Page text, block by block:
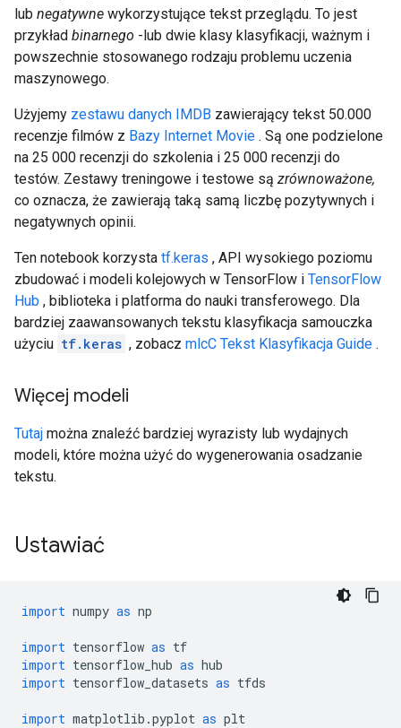
lub negatywne wykorzystujące tekst przeglądu. To jest
przykład binarnego -lub dwie klasy klasyfikacji, ważnym i
powszechnie stosowanego rodzaju problemu uczenia
maszynowego.
Użyjemy zestawu danych IMDB zawierający tekst 50.000
recenzje filmów z Bazy Internet Movie . Są one podzielone
na 25 000 recenzji do szkolenia i 25 000 recenzji do
testów. Zestawy treningowe i testowe są zrównoważone,
co oznacza, że zawierają taką samą liczbę pozytywnych i
negatywnych opinii.
Ten notebook korzysta tf.keras , API wysokiego poziomu
zbudować i modeli kolejowych w TensorFlow i TensorFlow
Hub , biblioteka i platforma do nauki transferowego. Dla
bardziej zaawansowanych tekstu klasyfikacja samouczka
użyciu tf.keras , zobacz mlcC Tekst Klasyfikacja Guide .
Więcej modeli
Tutaj można znaleźć bardziej wyrazisty lub wydajnych
modeli, które można użyć do wygenerowania osadzanie
tekstu.
Ustawiać
import numpy as np
import tensorflow as tf
import tensorflow_hub as hub
import tensorflow_datasets as tfds
import matplotlib .pyplot as plt